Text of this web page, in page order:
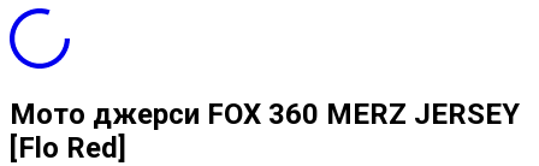
Мото джерси FOX 360 MERZ JERSEY
[Flo Red]